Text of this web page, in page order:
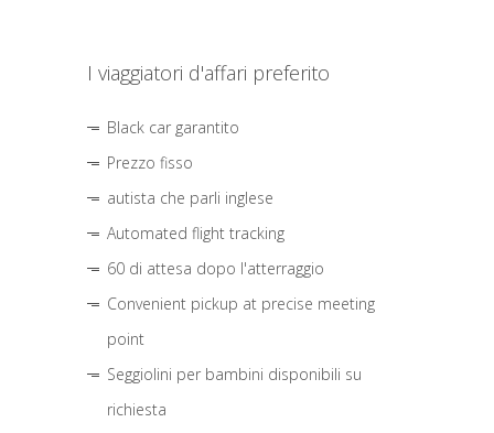
I viaggiatori d'affari preferito
Black car garantito
Prezzo fisso
autista che parli inglese
Automated flight tracking
60 di attesa dopo l'atterraggio
Convenient pickup at precise meeting
point
Seggiolini per bambini disponibili su
richiesta